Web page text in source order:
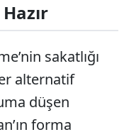
sakatlığı
alternatif
düşen
forma